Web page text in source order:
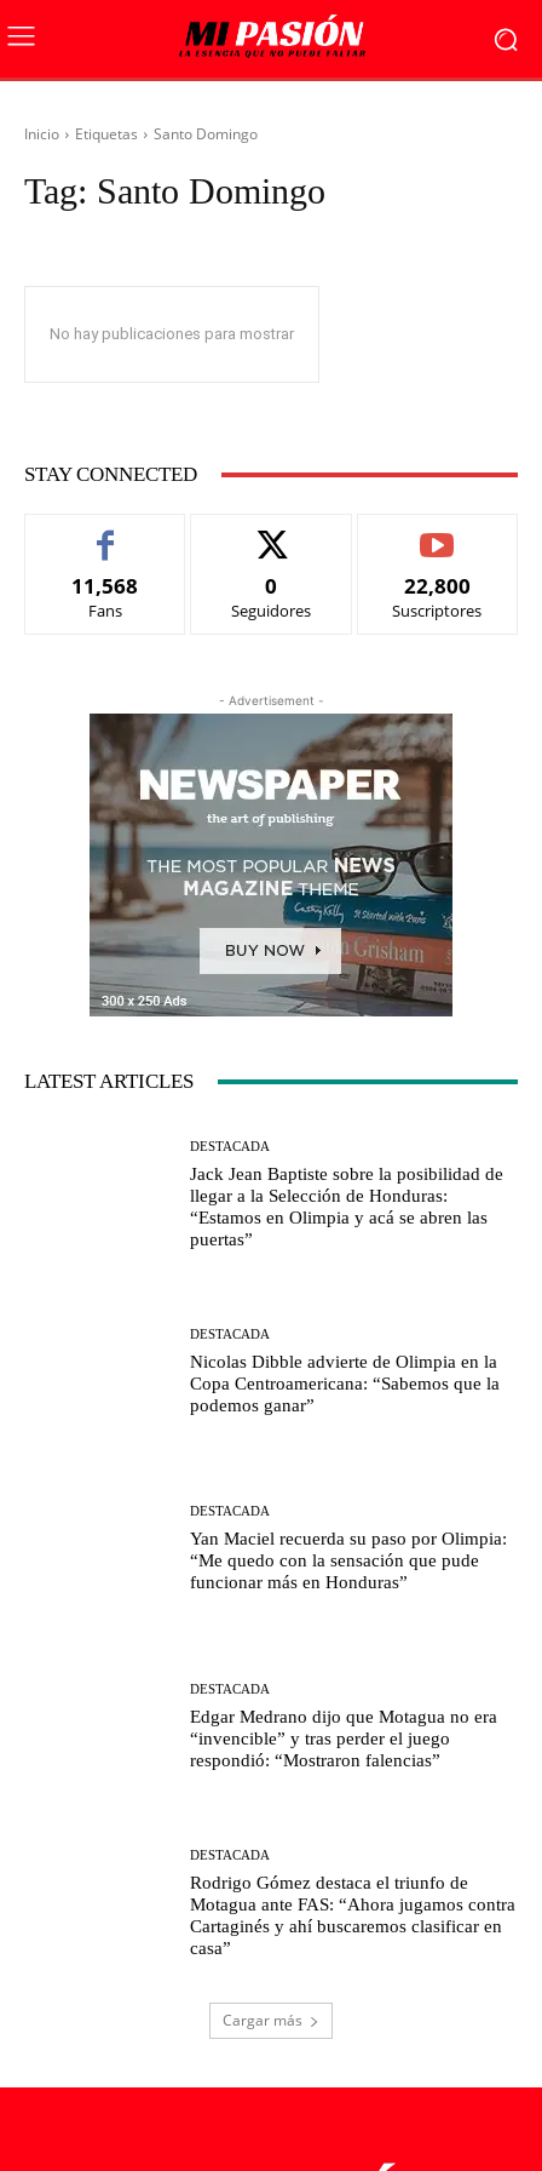
Inicio Etiquetas Santo Domingo
Tag: Santo Domingo
No hay publicaciones para mostrar
STAY CONNECTED
11,568
Fans
0
Seguidores
22,800
Suscriptores
- Advertisement -
LATEST ARTICLES
DESTACADA
Jack Jean Baptiste sobre la posibilidad de
llegar a la Selección de Honduras:
“Estamos en Olimpia y acá se abren las
puertas”
DESTACADA
Nicolas Dibble advierte de Olimpia en la
Copa Centroamericana: “Sabemos que la
podemos ganar”
DESTACADA
Yan Maciel recuerda su paso por Olimpia:
“Me quedo con la sensación que pude
funcionar más en Honduras”
DESTACADA
Edgar Medrano dijo que Motagua no era
“invencible” y tras perder el juego
respondió: “Mostraron falencias”
DESTACADA
Rodrigo Gómez destaca el triunfo de
Motagua ante FAS: “Ahora jugamos contra
Cartaginés y ahí buscaremos clasificar en
casa”
Cargar más